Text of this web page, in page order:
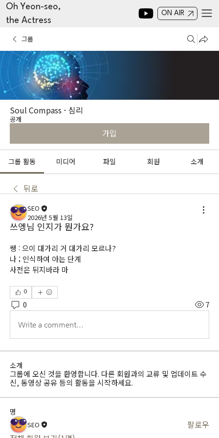
Oh Yeon-seo,
the Actress
ON AIR
그룹
Soul Compass - 심리
공개
가입
그룹 활동 미디어 파일 회원 소개
뒤로
SEO
2026년 5월 13일
쓰엥님 인지가 뭔가요?
쌩 : 으이 대가리 거 대가리 모르나?
나 ; 인식하여 아는 단계
사전은 뒤지바라 마
0
0 7
Write a comment...
소개
그룹에 오신 것을 환영합니다. 다른 회원과의 교류 및 업데이트 수
신, 동영상 공유 등의 활동을 시작하세요.
명
SEO
팔로우